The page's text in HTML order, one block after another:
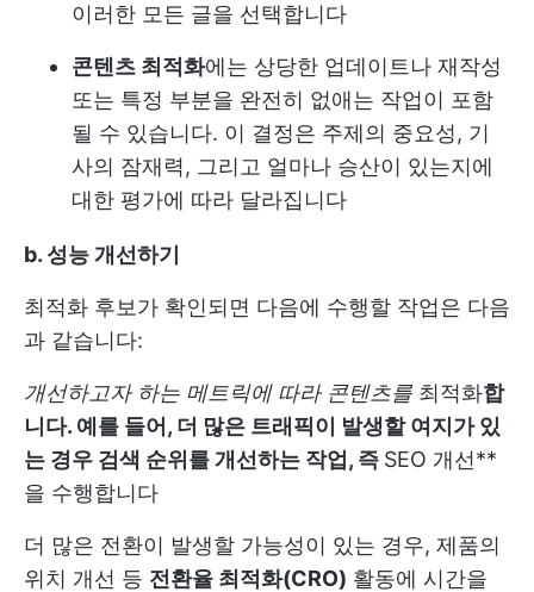
이러한 모든 글을 선택합니다
콘텐츠 최적화에는 상당한 업데이트나 재작성
또는 특정 부분을 완전히 없애는 작업이 포함
될 수 있습니다. 이 결정은 주제의 중요성, 기
사의 잠재력, 그리고 얼마나 승산이 있는지에
대한 평가에 따라 달라집니다
b. 성능 개선하기
최적화 후보가 확인되면 다음에 수행할 작업은 다음
과 같습니다:
개선하고자 하는 메트릭에 따라 콘텐츠를 최적화합
니다. 예를 들어, 더 많은 트래픽이 발생할 여지가 있
는 경우 검색 순위를 개선하는 작업, 즉 SEO 개선**
을 수행합니다
더 많은 전환이 발생할 가능성이 있는 경우, 제품의
위치 개선 등 전환율 최적화(CRO) 활동에 시간을